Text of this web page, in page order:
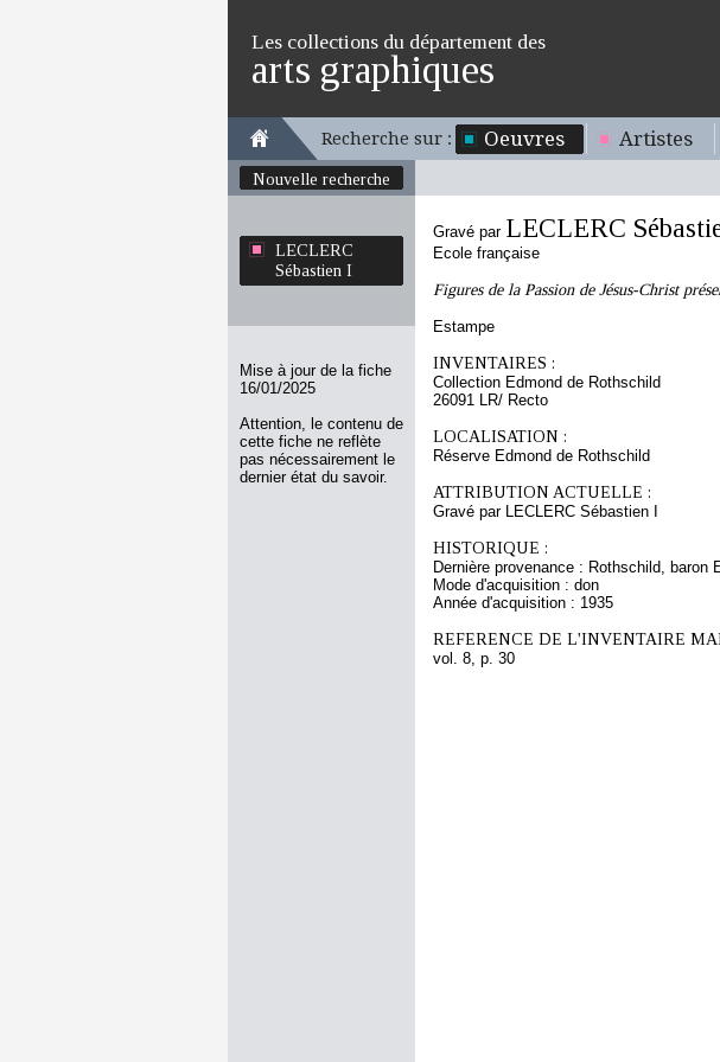
Les collections du département des
arts graphiques
Recherche sur : Oeuvres Artistes
Nouvelle recherche
LECLERC
Sébastien I
Mise à jour de la fiche
16/01/2025
Attention, le contenu de
cette fiche ne reflète
pas nécessairement le
dernier état du savoir.
Gravé par LECLERC
Ecole française
Figures de la Passion de Jésus-Christ
Estampe
INVENTAIRES :
Collection Edmond de Rothschild
26091 LR/ Recto
LOCALISATION :
Réserve Edmond de Rothschild
ATTRIBUTION ACTUELLE :
Gravé par LECLERC Sébastien I
HISTORIQUE :
Dernière provenance : Rothschild, baron
Mode d'acquisition : don
Année d'acquisition : 1935
REFERENCE DE L'INVENTAIRE
vol. 8, p. 30